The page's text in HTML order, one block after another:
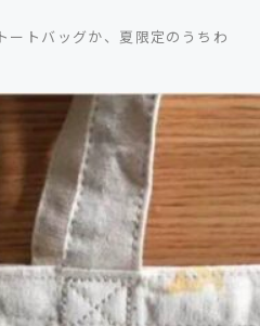
ートバッグか、夏限定のうちわ